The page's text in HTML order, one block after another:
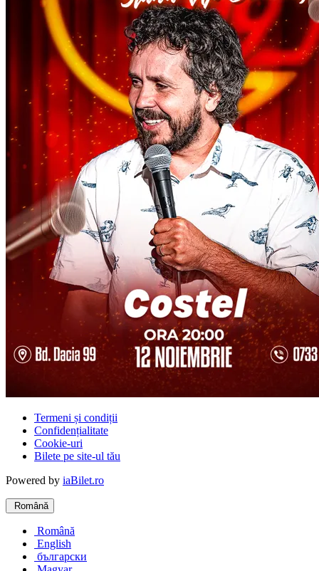
Termeni și condiții
Confidențialitate
Cookie-uri
Bilete pe site-ul tău
Powered by iaBilet.ro
Română
Română
English
български